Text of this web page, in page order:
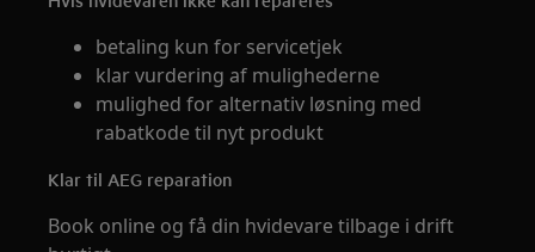
betaling kun for servicetjek
klar vurdering af mulighederne
mulighed for alternativ løsning med
rabatkode til nyt produkt
Klar til AEG reparation
Book online og få din hvidevare tilbage i drift